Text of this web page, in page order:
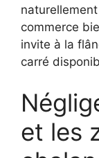
commerce
invite à la
carré
et les